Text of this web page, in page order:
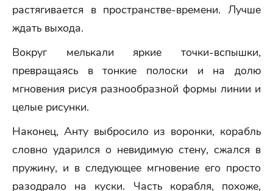
растягивается в пространстве-времени. Лучше
ждать выхода.
Вокруг мелькали яркие точки-вспышки,
превращаясь в тонкие полоски и на долю
мгновения рисуя разнообразной формы линии и
целые рисунки.
Наконец, Анту выбросило из воронки, корабль
словно ударился о невидимую стену, сжался в
пружину, и в следующее мгновение его просто
разодрало на куски. Часть корабля, похоже,